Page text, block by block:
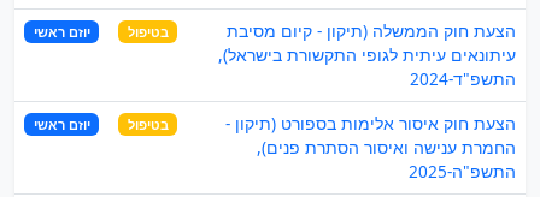
הצעת חוק הממשלה (תיקון - קיום מסיבת
עיתונאים עיתית לגופי התקשורת בישראל),
התשפ"ד-2024
בטיפול יוזם ראשי
הצעת חוק איסור אלימות בספורט (תיקון -
החמרת ענישה ואיסור הסתרת פנים),
התשפ"ה-2025
בטיפול יוזם ראשי